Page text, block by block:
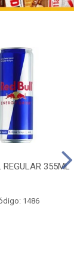
REGULAR 355ML
1486